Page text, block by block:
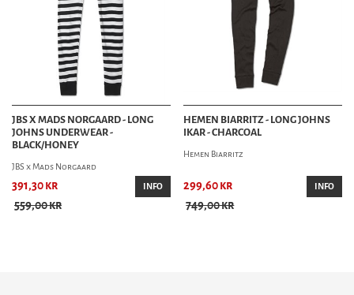
JBS X MADS NORGAARD - LONG
JOHNS UNDERWEAR -
BLACK/HONEY
JBS x Mads Norgaard
391,30 kr
559,00 kr
INFO
HEMEN BIARRITZ - LONG JOHNS
IKAR - CHARCOAL
Hemen Biarritz
299,60 kr
749,00 kr
INFO